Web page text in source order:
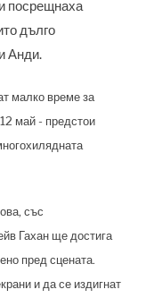
посрещнаха
дълго
Анди.
малко време за
май - предстои
със
Гахан ще достига
пред сцената.
и да се издигнат